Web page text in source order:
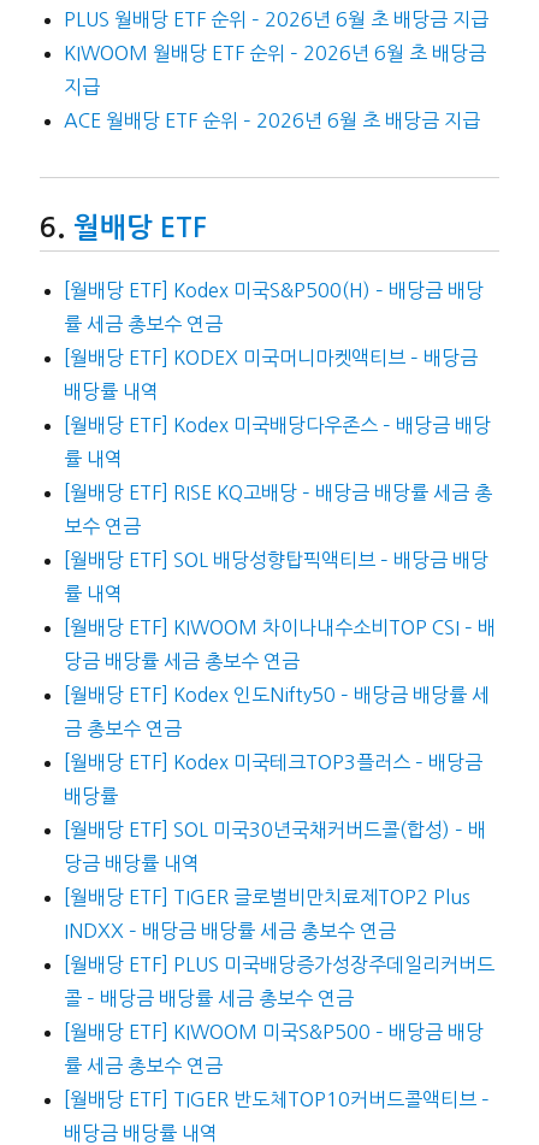
PLUS 월배당 ETF 순위 – 2026년 6월 초 배당금 지급
KIWOOM 월배당 ETF 순위 – 2026년 6월 초 배당금
지급
ACE 월배당 ETF 순위 – 2026년 6월 초 배당금 지급
월배당 ETF
[월배당 ETF] Kodex 미국S&P500(H) – 배당금 배당
률 세금 총보수 연금
[월배당 ETF] KODEX 미국머니마켓액티브 – 배당금
배당률 내역
[월배당 ETF] Kodex 미국배당다우존스 – 배당금 배당
률 내역
[월배당 ETF] RISE KQ고배당 – 배당금 배당률 세금 총
보수 연금
[월배당 ETF] SOL 배당성향탑픽액티브 – 배당금 배당
률 내역
[월배당 ETF] KIWOOM 차이나내수소비TOP CSI – 배
당금 배당률 세금 총보수 연금
[월배당 ETF] Kodex 인도Nifty50 – 배당금 배당률 세
금 총보수 연금
[월배당 ETF] Kodex 미국테크TOP3플러스 – 배당금
배당률
[월배당 ETF] SOL 미국30년국채커버드콜(합성) – 배
당금 배당률 내역
[월배당 ETF] TIGER 글로벌비만치료제TOP2 Plus
INDXX – 배당금 배당률 세금 총보수 연금
[월배당 ETF] PLUS 미국배당증가성장주데일리커버드
콜 – 배당금 배당률 세금 총보수 연금
[월배당 ETF] KIWOOM 미국S&P500 – 배당금 배당
률 세금 총보수 연금
[월배당 ETF] TIGER 반도체TOP10커버드콜액티브 –
배당금 배당률 내역